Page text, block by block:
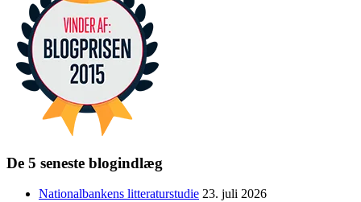
De 5 seneste blogindlæg
Nationalbankens litteraturstudie 23. juli 2026